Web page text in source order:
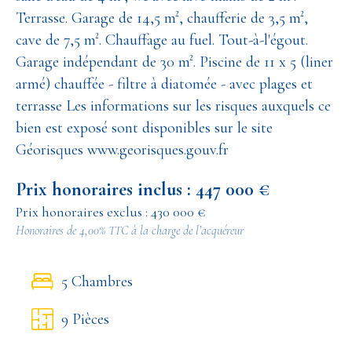
Terrasse. Garage de 14,5 m², chaufferie de 3,5 m²,
cave de 7,5 m². Chauffage au fuel. Tout-à-l'égout.
Garage indépendant de 30 m². Piscine de 11 x 5 (liner
armé) chauffée - filtre à diatomée - avec plages et
terrasse Les informations sur les risques auxquels ce
bien est exposé sont disponibles sur le site
Géorisques www.georisques.gouv.fr
Prix honoraires inclus : 447 000 €
Prix honoraires exclus : 430 000 €
Honoraires de 4,00% TTC à la charge de l’acquéreur
5 Chambres
9 Pièces